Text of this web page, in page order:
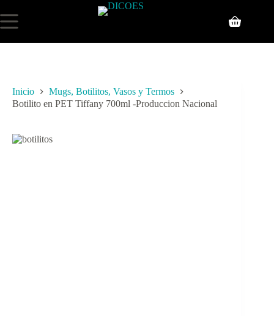
Inicio
Mugs, Botilitos, Vasos y Termos
Botilito en PET Tiffany 700ml -Produccion Nacional